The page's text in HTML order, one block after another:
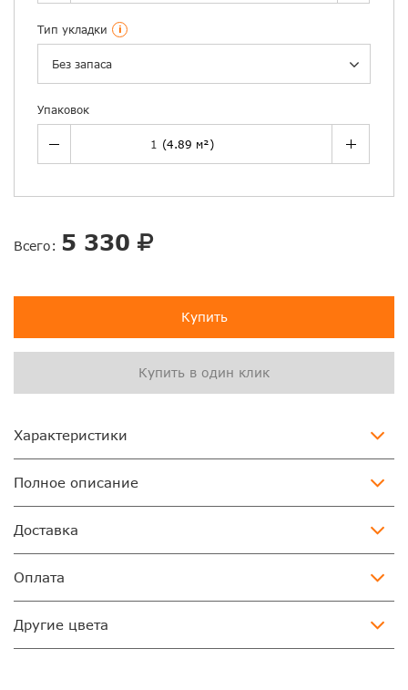
Тип укладки i
Без запаса
Упаковок
Всего: 5 330
Купить
Купить в один клик
Характеристики
Полное описание
Доставка
Оплата
Другие цвета